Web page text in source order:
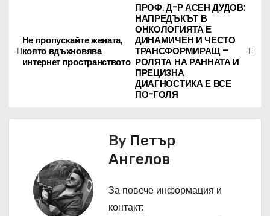
а
в
г
ПРОФ. Д-Р АСЕН ДУДОВ:
НАПРЕДЪКЪТ В
ОНКОЛОГИЯТА Е
ДИНАМИЧЕН И ЧЕСТО
ТРАНСФОРМИРАЩ –
РОЛЯТА НА РАННАТА И
ПРЕЦИЗНА
ДИАГНОСТИКА Е ВСЕ
ПО-ГОЛЯ
Не пропускайте жената,
която вдъхновява
интернет пространството
By Петър
Ангелов
За повече информация и
контакт: